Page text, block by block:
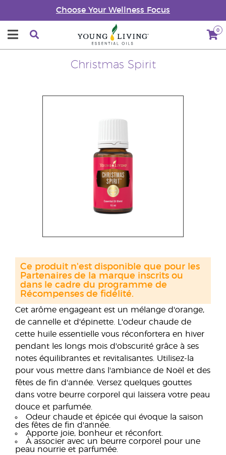
Choose Your Wellness Focus
0
Christmas Spirit
Cet arôme engageant est un mélange d'orange,
de cannelle et d'épinette. L'odeur chaude de
cette huile essentielle vous réconfortera en hiver
pendant les longs mois d'obscurité grâce à ses
notes équilibrantes et revitalisantes. Utilisez-la
pour vous mettre dans l'ambiance de Noël et des
fêtes de fin d'année. Versez quelques gouttes
dans votre beurre corporel qui laissera votre peau
douce et parfumée.
Odeur chaude et épicée qui évoque la saison
des fêtes de fin d'année.
Apporte joie, bonheur et réconfort.
À associer avec un beurre corporel pour une
peau nourrie et parfumée.
Ce produit n'est disponible que pour les
Partenaires de la marque inscrits ou
dans le cadre du programme de
Récompenses de fidélité.